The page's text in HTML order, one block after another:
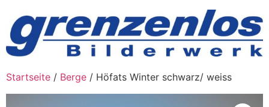
Inhalt
wechseln
Startseite / Berge / Höfats Winter schwarz/ weiss